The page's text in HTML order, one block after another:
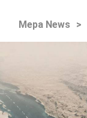
Mepa News >